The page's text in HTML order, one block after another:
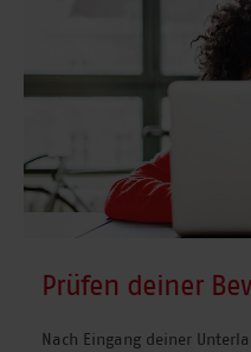
Prüfen deiner
Nach Eingang deiner